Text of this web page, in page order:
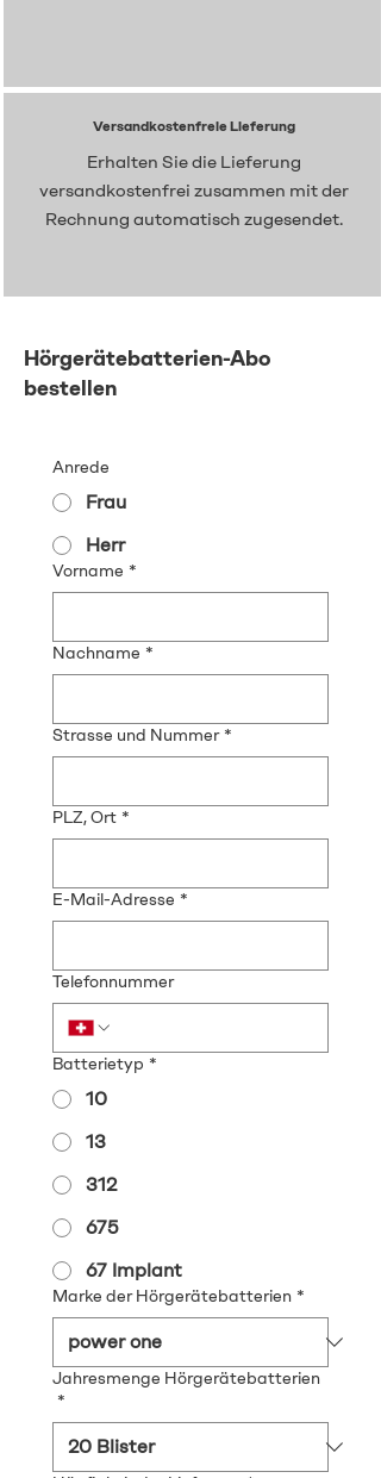
Versandkostenfreie Lieferung
Erhalten Sie die Lieferung
versandkostenfrei zusammen mit der
Rechnung automatisch zugesendet.
Hörgerätebatterien-Abo
bestellen
Anrede
Frau
Herr
Vorname *
Nachname *
Strasse und Nummer *
PLZ, Ort *
E-Mail-Adresse *
Telefonnummer
Batterietyp *
10
13
312
675
67 Implant
Marke der Hörgerätebatterien *
Jahresmenge Hörgerätebatterien
*